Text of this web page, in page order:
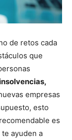
de retos cada
que
empresas
esto
es
te ayuden a